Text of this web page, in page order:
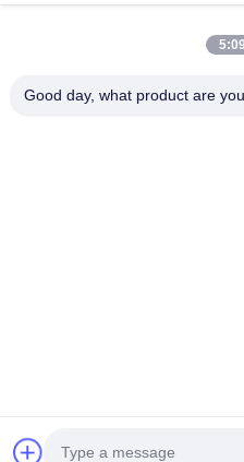
Produkte
Über Uns
©2025- Huizhou Redde Boo
Good day, what product are